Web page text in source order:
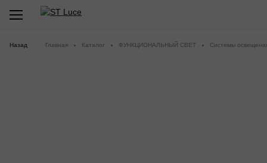
Назад Главная Каталог ФУНКЦИОНАЛЬНЫЙ СВЕТ Системы